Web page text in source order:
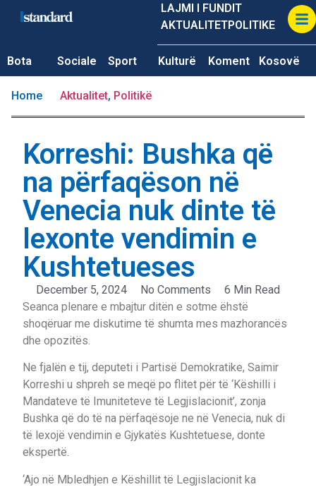
LAJMI I FUNDIT
AKTUALITETPOLITIKE
Bota Sociale Sport Kulturë Koment Kosovë
Home Aktualitet, Politikë
Korreshi: Bushka që
na përfaqëson në
Venecia nuk dinte të
lexonte vendimin e
Kushtetueses
December 5, 2024 No Comments
6 Min Read
Seanca plenare e mbajtur ditën e sotme ëhstë
shoqëruar me diskutime të shumta mes mazhorancës
dhe opozitës.
Ne fjalën e tij, deputeti i Partisë Demokratike, Saimir
Korreshi u shpreh se meqë po flitet për të ‘Këshilli i
Mandateve të Imuniteteve të Legjislacionit’, zonja
Bushka që do të na përfaqësoje ne në Venecia, nuk di
të lexojë vendimin e Gjykatës Kushtetuese, donte
ekspertë.
‘Ajo në Mbledhjen e Këshillit të Legjislacionit ka